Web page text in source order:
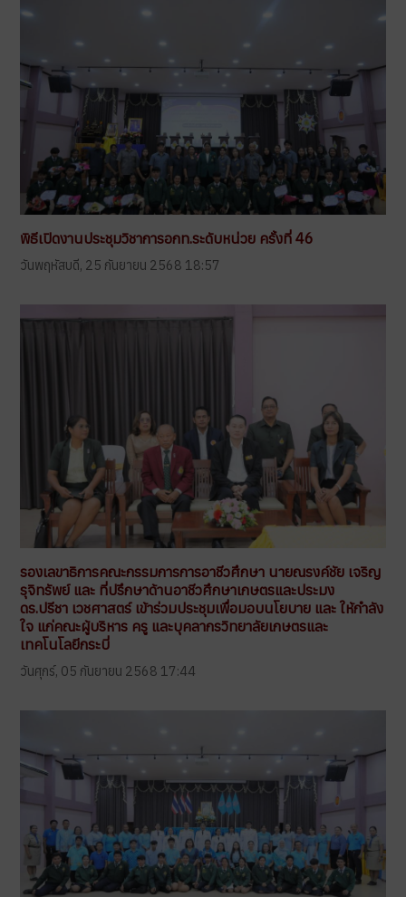
พิธีเปิดงานประชุมวิชาการอกท.ระดับหน่วย ครั้งที่ 46
วันพฤหัสบดี, 25 กันยายน 2568 18:57
รองเลขาธิการคณะกรรมการการอาชีวศึกษา นายณรงค์ชัย เจริญ
รุจิทรัพย์ และ ที่ปรึกษาด้านอาชีวศึกษาเกษตรและประมง
ดร.ปรีชา เวชศาสตร์ เข้าร่วมประชุมเพื่อมอบนโยบาย และ ให้กำลัง
ใจ แก่คณะผู้บริหาร ครู และบุคลากรวิทยาลัยเกษตรและ
เทคโนโลยีกระบี่
วันศุกร์, 05 กันยายน 2568 17:44